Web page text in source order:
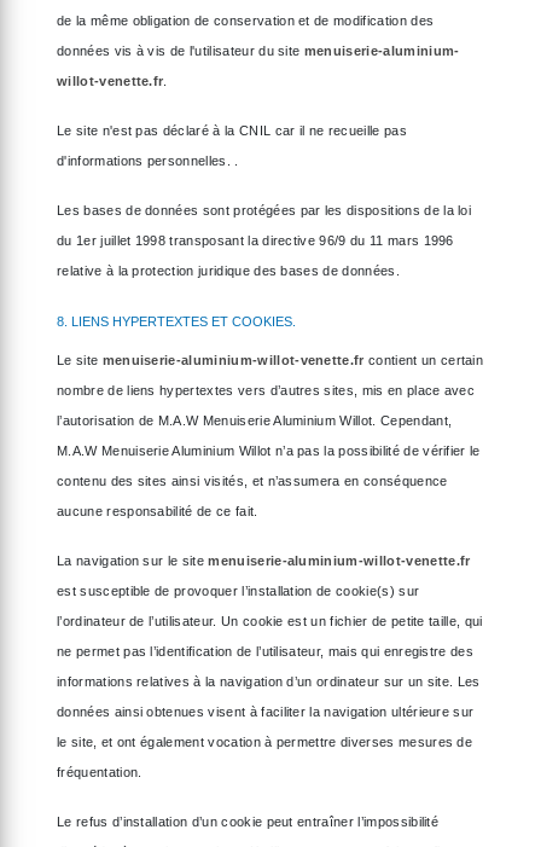
de la même obligation de conservation et de modification des
données vis à vis de l'utilisateur du site menuiserie-aluminium-
willot-venette.fr
Le site n'est pas déclaré à la CNIL car il ne recueille pas
d'informations personnelles. .
Les bases de données sont protégées par les dispositions de la loi
du 1er juillet 1998 transposant la directive 96/9 du 11 mars 1996
relative à la protection juridique des bases de données.
8. LIENS HYPERTEXTES ET COOKIES.
Le site menuiserie-aluminium-willot-venette.fr contient un certain
nombre de liens hypertextes vers d’autres sites, mis en place avec
l’autorisation de M.A.W Menuiserie Aluminium Willot. Cependant,
M.A.W Menuiserie Aluminium Willot n’a pas la possibilité de vérifier le
contenu des sites ainsi visités, et n’assumera en conséquence
aucune responsabilité de ce fait.
La navigation sur le sitemenuiserie-aluminium-willot-venette.fr
est susceptible de provoquer l’installation de cookie(s) sur
l’ordinateur de l’utilisateur. Un cookie est un fichier de petite taille, qui
ne permet pas l’identification de l’utilisateur, mais qui enregistre des
informations relatives à la navigation d’un ordinateur sur un site. Les
données ainsi obtenues visent à faciliter la navigation ultérieure sur
le site, et ont également vocation à permettre diverses mesures de
fréquentation.
Le refus d’installation d’un cookie peut entraîner l’impossibilité